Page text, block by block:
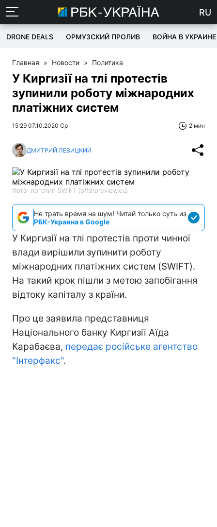
RU
DRONE DEALS ОРМУЗСКИЙ ПРОЛИВ ВОЙНА В УКРАИНЕ
Главная » Новости » Политика
У Киргизії на тлі протестів
зупинили роботу міжнародних
платіжних систем
15:29 07.10.2020 Ср 2 мин
ДМИТРИЙ ЛЕВИЦКИЙ
Фото: логотип SWIFT (offshoreview.eu)
Не трать время на шум! Читай только суть из
РБК-Украина в Google
У Киргизії на тлі протестів проти чинної
влади вирішили зупинити роботу
міжнародних платіжних систем (SWIFT).
На такий крок пішли з метою запобігання
відтоку капіталу з країни.
Про це заявила представниця
Національного банку Киргизії Аїда
Карабаєва, передає російське агентство
"Інтерфакс".